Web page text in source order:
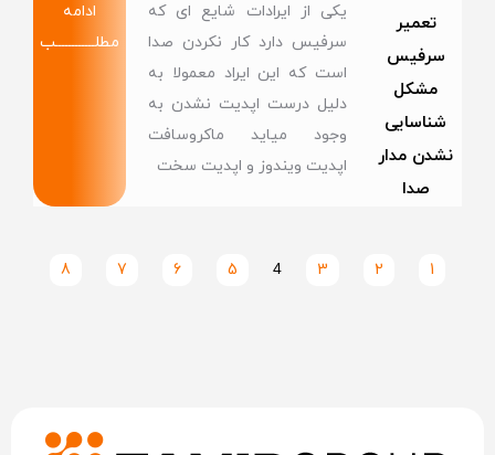
تعمیر
سرفیس
مشکل
شناسایی
نشدن مدار
صدا
یکی از ایرادات شایع ای که
سرفیس دارد کار نکردن صدا
است که این ایراد معمولا به
دلیل درست اپدیت نشدن به
وجود میاید ماکروسافت
اپدیت ویندوز و اپدیت سخت
ادامه
مطلــــــــــــب
1
2
3
4
5
6
7
8